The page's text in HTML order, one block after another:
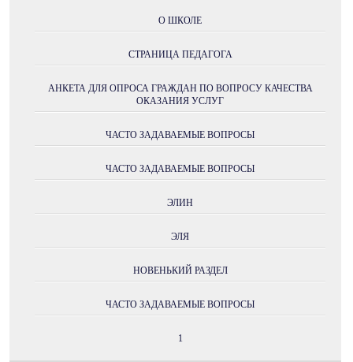
О ШКОЛЕ
СТРАНИЦА ПЕДАГОГА
АНКЕТА ДЛЯ ОПРОСА ГРАЖДАН ПО ВОПРОСУ КАЧЕСТВА
ОКАЗАНИЯ УСЛУГ
ЧАСТО ЗАДАВАЕМЫЕ ВОПРОСЫ
ЧАСТО ЗАДАВАЕМЫЕ ВОПРОСЫ
ЭЛИН
ЭЛЯ
НОВЕНЬКИЙ РАЗДЕЛ
ЧАСТО ЗАДАВАЕМЫЕ ВОПРОСЫ
1